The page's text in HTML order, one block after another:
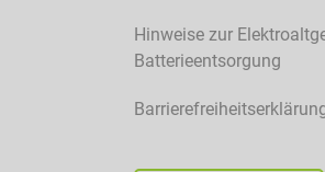
Hinweise zur
Batterieentsorgung